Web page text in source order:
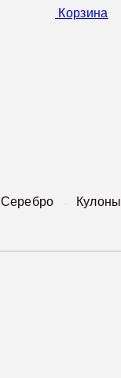
Корзина
Серебро Кулоны